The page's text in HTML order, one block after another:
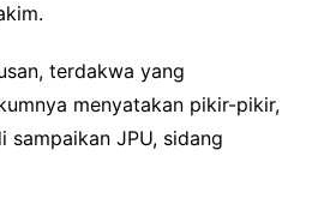
terdakwa yang
menyatakan pikir-pikir,
sampaikan JPU, sidang